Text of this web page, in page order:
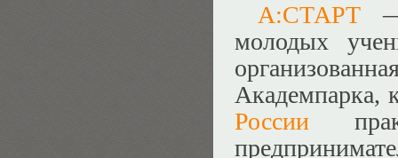
А:СТАРТ—
молодых
Академпарка,
России